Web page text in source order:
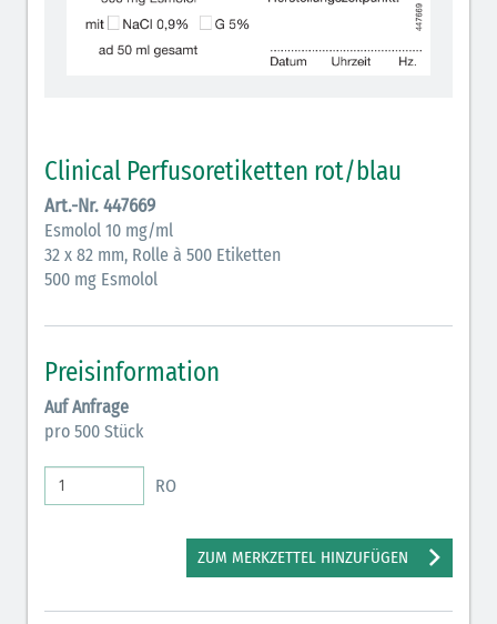
Vasopressoren (hellviolett)
Antihypertonika/Vasodilatantien (hellviolett
Verschiedene Medikamente (weiß)
Antikoagulantien (hellgrau/weiß mit schwarzem
Rahmen)
Bronchodilatatoren (blau-braun)
Antikonvulsiva (grau-lila)
Inodilatatoren (rot-grün)
Antiarrhythmika (rot-blau)
Clinical Perfusoretiketten rot/blau
Art.-Nr. 447669
Esmolol 10 mg/ml
32 x 82 mm, Rolle à 500 Etiketten
500 mg Esmolol
Preisinformation
Auf Anfrage
pro 500 Stück
RO
ZUM MERKZETTEL HINZUFÜGEN